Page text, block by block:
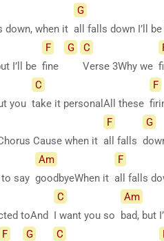
down, when it
G
all falls down I’ll
I’ll be
F
fine
G
C
Verse 3Why we
you
C
take it personalAll these
F
Cause when it
F
all falls
G
say
Am
goodbyeWhen it
F
all falls
toAnd
C
I want you so
Am
bad, but
F
G
C